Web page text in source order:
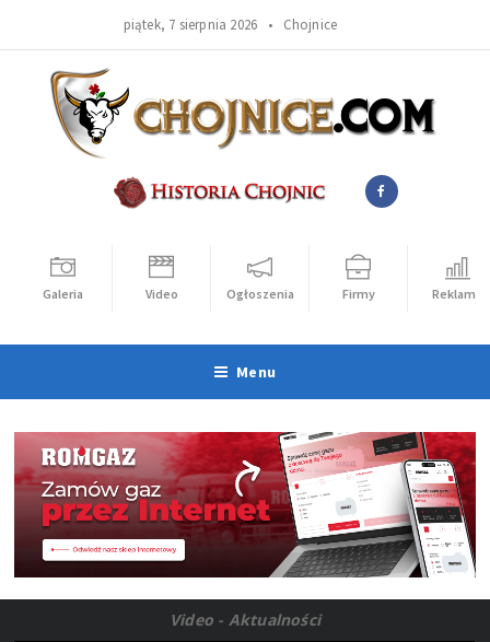
piątek, 7 sierpnia 2026 • Chojnice
Galeria Video Ogłoszenia Firmy Reklama
Menu
Video - Aktualności